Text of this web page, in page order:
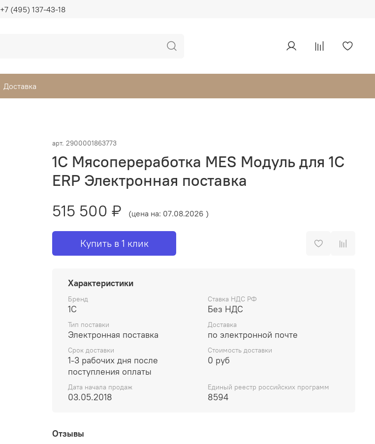
+7 (495) 137-43-18
Доставка
арт. 2900001863773
1С Мясопереработка MES Модуль для 1С
ERP Электронная поставка
515 500 ₽
(цена на: 07.08.2026 )
Купить в 1 клик
Характеристики
Бренд
1С
Ставка НДС РФ
Без НДС
Тип поставки
Электронная поставка
Доставка
по электронной почте
Срок доставки
1-3 рабочих дня после
поступления оплаты
Стоимость доставки
0 руб
Дата начала продаж
03.05.2018
Единый реестр российских программ
8594
Отзывы